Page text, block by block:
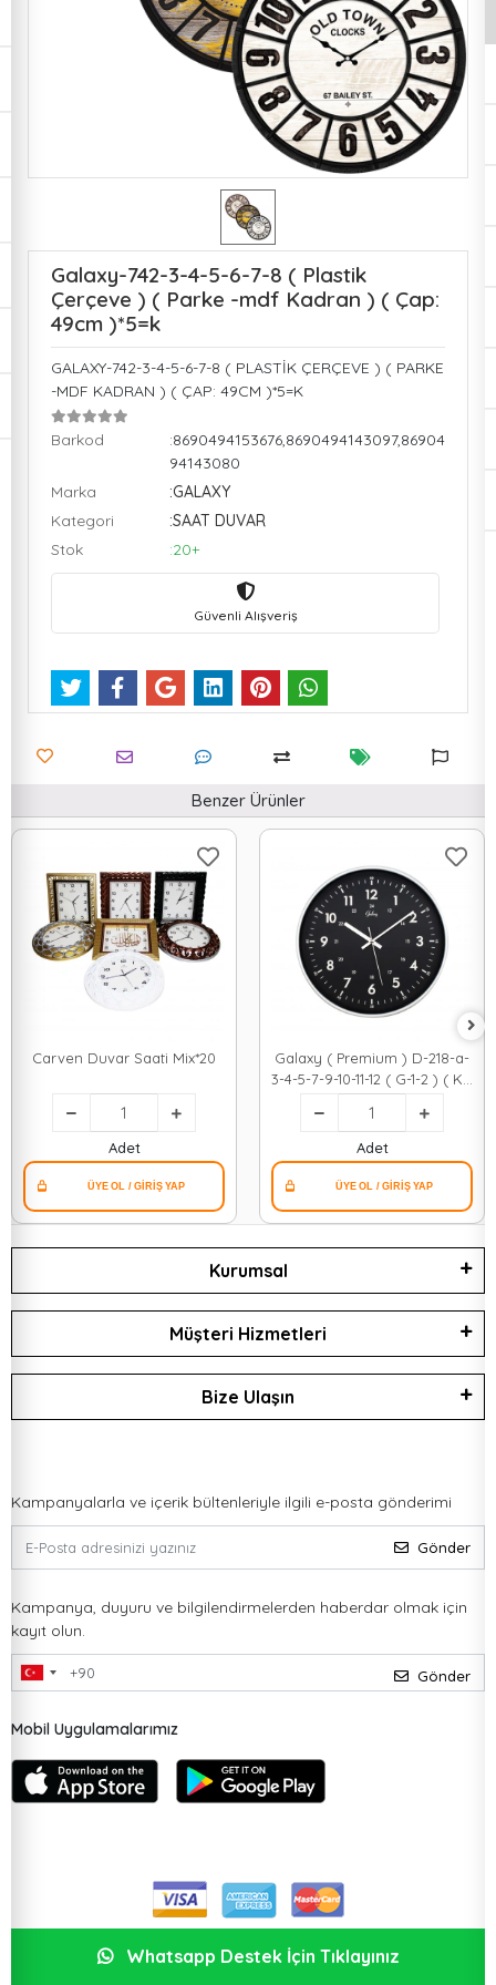
Galaxy-742-3-4-5-6-7-8 ( Plastik
Çerçeve ) ( Parke -mdf Kadran ) ( Çap:
49cm )*5=k
GALAXY-742-3-4-5-6-7-8 ( PLASTİK ÇERÇEVE ) ( PARKE
-MDF KADRAN ) ( ÇAP: 49CM )*5=K
Barkod
:8690494153676,8690494143097,86904
94143080
Marka
:GALAXY
Kategori
:SAAT DUVAR
Stok
:20+
Güvenli Alışveriş
Benzer Ürünler
Carven Duvar Saati Mix*20
Adet
Galaxy ( Premium ) D-218-a-
3-4-5-7-9-10-11-12 ( G-1-2 ) ( K-
1 ) Dekoratif Duvar Saati (
Çap 30cm )*10
Adet
Kurumsal
Müşteri Hizmetleri
Bize Ulaşın
Kampanyalarla ve içerik bültenleriyle ilgili e-posta gönderimi
Gönder
Kampanya, duyuru ve bilgilendirmelerden haberdar olmak için
kayıt olun.
Gönder
Mobil Uygulamalarımız
Whatsapp Destek İçin Tıklayınız